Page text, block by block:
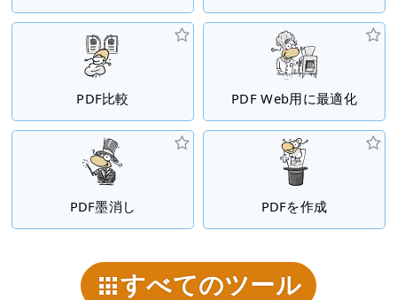
PDF比較 PDF Web用に最適化
PDF墨消し PDFを作成
すべてのツール